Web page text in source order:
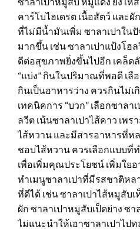
คาร์โบไฮเดรต เนื้อสัตว์ และ
ที่ไม่มีน้ำมันเพิ่ม ซาลาเปาใน
มากขึ้น เช่น ซาลาเปาแป้งโฮ
ดีต่อสุขภาพยิ่งขึ้นไปอีก เคล็ด
“แบ่ง” กินในปริมาณที่พอดี เลื
กินเป็นอาหารว่าง ควรกินไม่เ
เทคนิคการ “บวก” เลือกซาล
ลวีต เน้นซาลาเปาไส้คาว เพ
ไส้หวาน และมีสารอาหารที่ห
ชอบไส้หวาน ควรเลือกแบบที่
เพื่อเพิ่มคุณประโยชน์ เพิ่มใย
ทำเมนูซาลาเปาที่มีรสชาติห
ที่ดีได้ เช่น ซาลาเปาไส้หมูสับ
ผัก ซาลาเปาหมูสับเป็ดย่าง ซ
ไม่แนะนำให้เอาซาลาเปาไปท